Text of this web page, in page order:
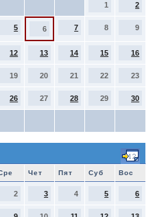
1 2
5 6 7 8 9
12 13 14 15 16
19 20 21 22 23
26 27 28 29 30
Чет Пят Суб Вос
2 3 4 5 6